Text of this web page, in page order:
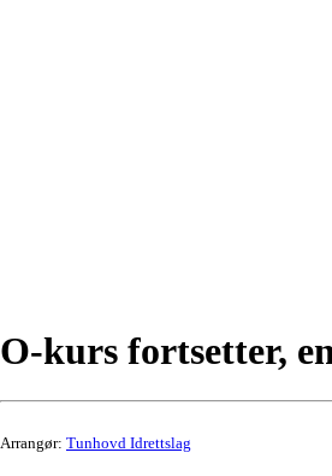
O-kurs fortsetter,
Arrangør: Tunhovd Idrettslag